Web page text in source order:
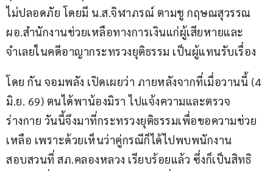
ไม่ปลอดภัย โดยมี น.ส.จิฬาภรณ์ ตามชู กฤษณสุวรรณ
ผอ.สำนักงานช่วยเหลือทางการเงินแก่ผู้เสียหายและ
จำเลยในคดีอาญากระทรวงยุติธรรม เป็นผู้แทนรับเรื่อง
โดย กัน จอมพลัง เปิดเผยว่า ภายหลังจากที่เมื่อวานนี้ (4
มิ.ย. 69) ตนได้พาน้องมิรา ไปแจ้งความและตรวจ
ร่างกาย วันนี้จึงมาที่กระทรวงยุติธรรมเพื่อขอความช่วย
เหลือ เพราะด้วยเห็นว่าคู่กรณีก็ได้ไปพบพนักงาน
สอบสวนที่ สภ.คลองหลวง เรียบร้อยแล้ว ซึ่งก็เป็นสิทธิ